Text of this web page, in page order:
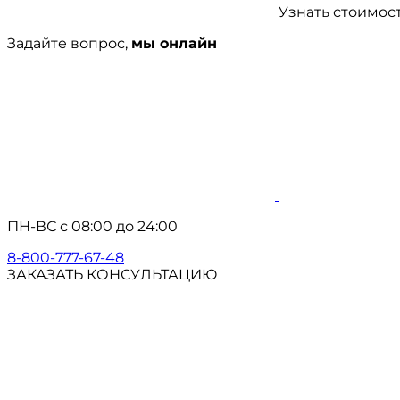
Узнать
Задайте вопрос, мы онлайн
ПН-ВС с 08:00 до 24:00
8-800-777-67-48
ЗАКАЗАТЬ КОНСУЛЬТАЦИЮ